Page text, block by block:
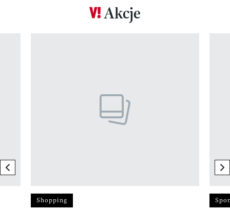
Akcje
previous element
Shopping